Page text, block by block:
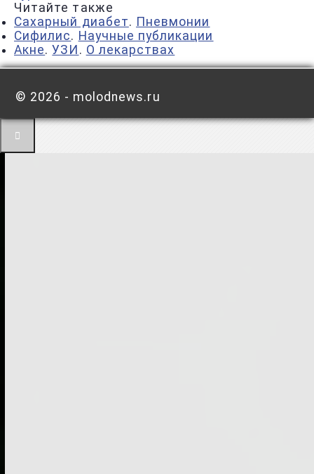
Читайте также
Сахарный диабет. Пневмонии
Сифилис. Научные публикации
Акне.УЗИ . О лекарствах
© 2026 - molodnews.ru